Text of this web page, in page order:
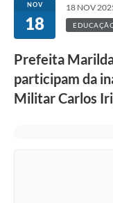
NOV
18
18 NOV
Prefeita
participam da
Militar Carlos